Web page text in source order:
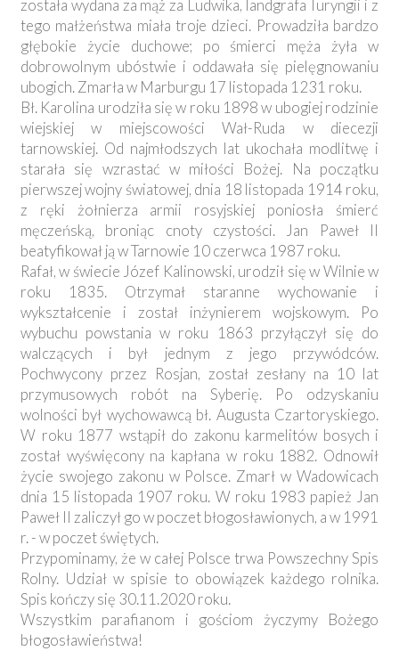
została wydana za mąż za Ludwika, landgrafa Turyngii i z
tego małżeństwa miała troje dzieci. Prowadziła bardzo
głębokie życie duchowe; po śmierci męża żyła w
dobrowolnym ubóstwie i oddawała się pielęgnowaniu
ubogich. Zmarła w Marburgu 17 listopada 1231 roku.
Bł. Karolina urodziła się w roku 1898 w ubogiej rodzinie
wiejskiej w miejscowości Wał-Ruda w diecezji
tarnowskiej. Od najmłodszych lat ukochała modlitwę i
starała się wzrastać w miłości Bożej. Na początku
pierwszej wojny światowej, dnia 18 listopada 1914 roku,
z ręki żołnierza armii rosyjskiej poniosła śmierć
męczeńską, broniąc cnoty czystości. Jan Paweł II
beatyfikował ją w Tarnowie 10 czerwca 1987 roku.
Rafał, w świecie Józef Kalinowski, urodził się w Wilnie w
roku 1835. Otrzymał staranne wychowanie i
wykształcenie i został inżynierem wojskowym. Po
wybuchu powstania w roku 1863 przyłączył się do
walczących i był jednym z jego przywódców.
Pochwycony przez Rosjan, został zesłany na 10 lat
przymusowych robót na Syberię. Po odzyskaniu
wolności był wychowawcą bł. Augusta Czartoryskiego.
W roku 1877 wstąpił do zakonu karmelitów bosych i
został wyświęcony na kapłana w roku 1882. Odnowił
życie swojego zakonu w Polsce. Zmarł w Wadowicach
dnia 15 listopada 1907 roku. W roku 1983 papież Jan
Paweł II zaliczył go w poczet błogosławionych, a w 1991
r. - w poczet świętych.
Przypominamy, że w całej Polsce trwa Powszechny Spis
Rolny. Udział w spisie to obowiązek każdego rolnika.
Spis kończy się 30.11.2020 roku.
Wszystkim parafianom i gościom życzymy Bożego
błogosławieństwa!